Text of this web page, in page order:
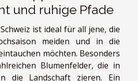
und ruhige Pfade
ist ideal für all jene, die
meiden und in die
möchten. Besonders
Blumenfelder, die in
die Landschaft zieren. Ein